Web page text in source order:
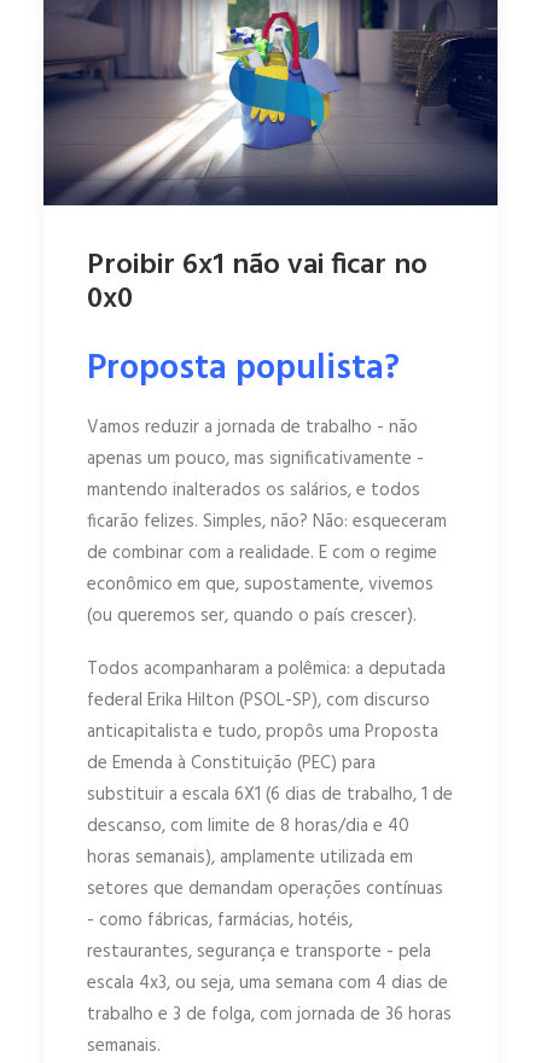
Proibir 6x1 não vai ficar no
0x0
Proposta populista?
Vamos reduzir a jornada de trabalho - não
apenas um pouco, mas significativamente -
mantendo inalterados os salários, e todos
ficarão felizes. Simples, não? Não: esqueceram
de combinar com a realidade. E com o regime
econômico em que, supostamente, vivemos
(ou queremos ser, quando o país crescer).
Todos acompanharam a polêmica: a deputada
federal Erika Hilton (PSOL-SP), com discurso
anticapitalista e tudo, propôs uma Proposta
de Emenda à Constituição (PEC) para
substituir a escala 6X1 (6 dias de trabalho, 1 de
descanso, com limite de 8 horas/dia e 40
horas semanais), amplamente utilizada em
setores que demandam operações contínuas
- como fábricas, farmácias, hotéis,
restaurantes, segurança e transporte - pela
escala 4x3, ou seja, uma semana com 4 dias de
trabalho e 3 de folga, com jornada de 36 horas
semanais.